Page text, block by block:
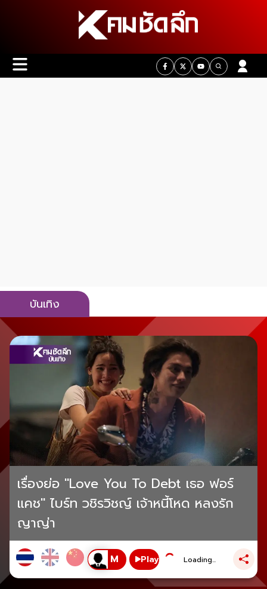
บันเทิง
เรื่องย่อ "Love You To Debt เธอ ฟอร์
แคช" ไบร์ท วชิรวิชญ์ เจ้าหนี้โหด หลงรัก
ญาญ่า
Play Loading...